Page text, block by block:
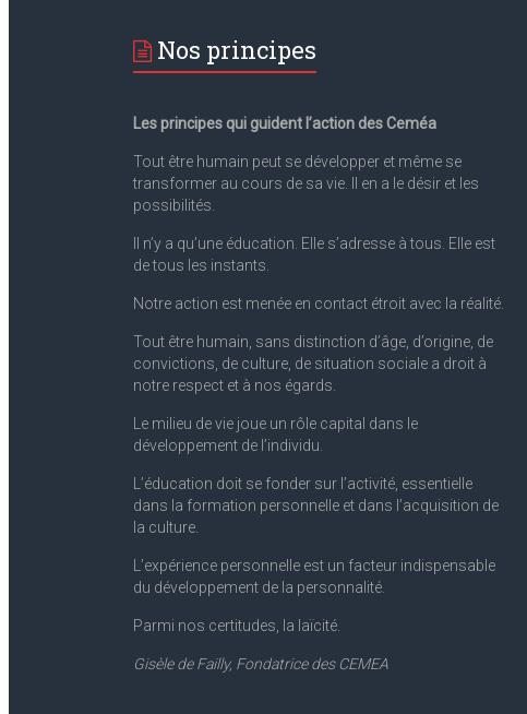
Nos principes
Les principes qui guident l’action des Ceméa
Tout être humain peut se développer et même se
transformer au cours de sa vie. II en a le désir et les
possibilités.
II n’y a qu’une éducation. Elle s’adresse à tous. Elle est
de tous les instants.
Notre action est menée en contact étroit avec la réalité.
Tout être humain, sans distinction d’âge, d’origine, de
convictions, de culture, de situation sociale a droit à
notre respect et à nos égards.
Le milieu de vie joue un rôle capital dans le
développement de l’individu.
L’éducation doit se fonder sur l’activité, essentielle
dans la formation personnelle et dans l’acquisition de
la culture.
L’expérience personnelle est un facteur indispensable
du développement de la personnalité.
Parmi nos certitudes, la laïcité.
Gisèle de Failly, Fondatrice des CEMEA